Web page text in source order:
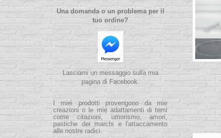
Una domanda o un problema per il
tuo ordine?
Lasciami un messaggio sulla mia
pagina di Facebook.
I miei prodotti provengono da mie
creazioni o le mie adattamenti di temi
come citazioni, umorismo, amori,
pastiche dei marchi e l'attaccamento
alle nostre radici.